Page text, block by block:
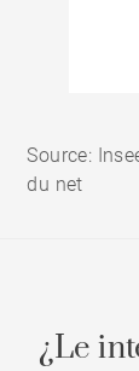
Source:
du net
¿Le